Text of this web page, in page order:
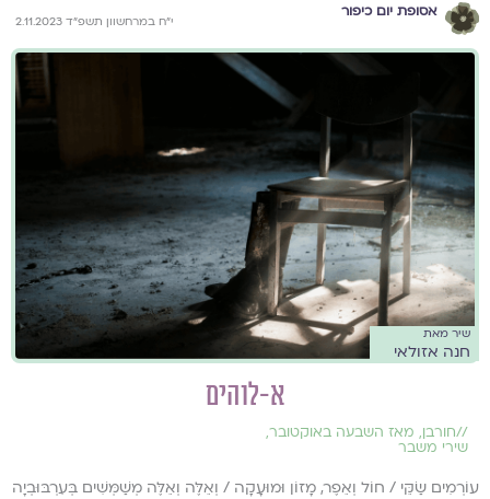
אסופת יום כיפור
י״ח במרחשוון תשפ״ד 2.11.2023
שיר מאת
חנה אזולאי
א-לוהים
//חורבן, מאז השבעה באוקטובר,
שירי משבר
עוֹרְמִים שַׂקֵּי / חוֹל וְאֵפֶר, מָזוֹן וּמוּעָקָה / וְאֵלֶּה וְאֵלֶּה מְשַׁמְּשִׁים בְּעִרְבּוּבְיָה